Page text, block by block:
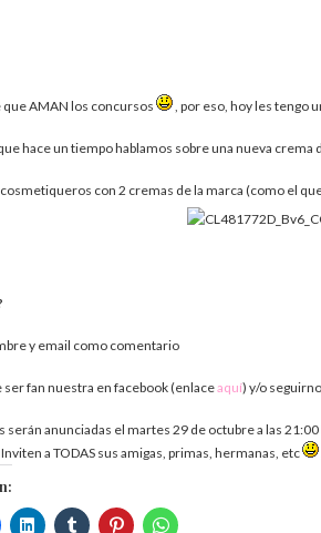
que AMAN los concursos , por eso, hoy les tengo
hace un tiempo hablamos sobre una nueva crema
con 2 cremas de la marca (como el
y email como comentario
ser fan nuestra en facebook (enlaceaquí) y/o
serán anunciadas el martes 29 de octubre a las
a TODAS sus amigas, primas, hermanas, etc
Haz Haz Haz Haz